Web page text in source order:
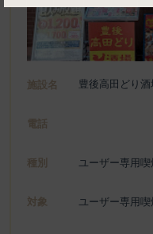
施設名 豊後高田どり酒
電話
種別 ユーザー専用
対象 ユーザー専用喫